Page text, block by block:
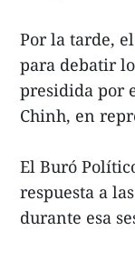
Por la tarde,
para debatir
presidida por
Chinh, en
El Buró
respuesta a
durante esa